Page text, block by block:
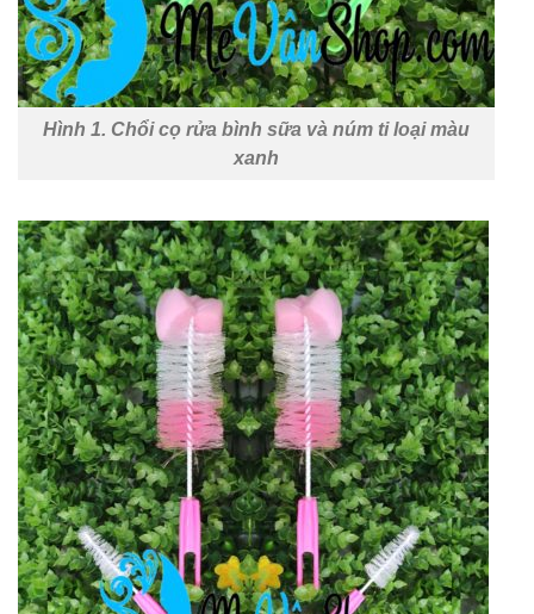
Hình 1. Chổi cọ rửa bình sữa và núm ti loại màu
xanh